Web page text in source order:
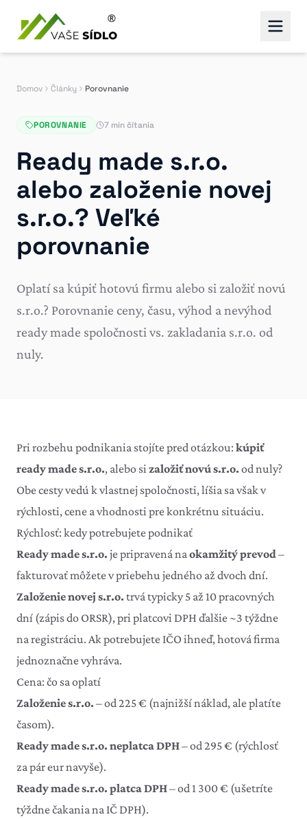
Domov Články Porovnanie
POROVNANIE 7 min čítania
Ready made s.r.o.
alebo založenie novej
s.r.o.? Veľké
porovnanie
Oplatí sa kúpiť hotovú firmu alebo si založiť novú
s.r.o.? Porovnanie ceny, času, výhod a nevýhod
ready made spoločnosti vs. zakladania s.r.o. od
nuly.
Pri rozbehu podnikania stojíte pred otázkou: kúpiť
ready made s.r.o., alebo sizaložiť novú s.r.o. od nuly?
Obe cesty vedú k vlastnej spoločnosti, líšia sa však v
rýchlosti, cene a vhodnosti pre konkrétnu situáciu.
Rýchlosť: kedy potrebujete podnikať
Ready made s.r.o. je pripravená naokamžitý prevod–
fakturovať môžete v priebehu jedného až dvoch dní.
Založenie novej s.r.o. trvá typicky 5 až 10 pracovných
dní (zápis do ORSR), pri platcovi DPH ďalšie ~3 týždne
na registráciu. Ak potrebujete IČO ihneď, hotová firma
jednoznačne vyhráva.
Cena: čo sa oplatí
Založenie s.r.o. – od 225 € (najnižší náklad, ale platíte
časom).
Ready made s.r.o. neplatca DPH– od 295 € (rýchlosť
za pár eur navyše).
Ready made s.r.o. platca DPH– od 1 300 € (ušetríte
týždne čakania na IČ DPH).